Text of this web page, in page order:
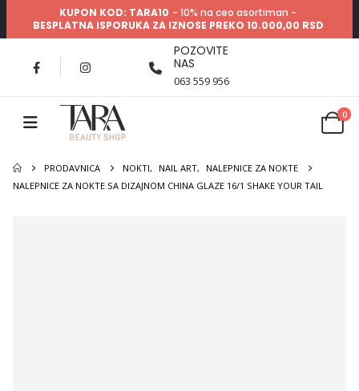
KUPON KOD: TARA10 - 10% na ceo asortiman -
BESPLATNA ISPORUKA ZA IZNOSE PREKO 10.000,00 RSD
POZOVITE
NAS
063 559 956
0
PRODAVNICA NOKTI, NAIL ART,
NALEPNICE ZA NOKTE
NALEPNICE ZA NOKTE SA DIZAJNOM CHINA GLAZE 16/1 SHAKE YOUR TAIL